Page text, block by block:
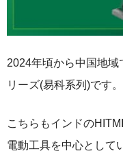
2024年頃から中国地
リーズ(易科系列)です。
こちらもインドの
電動工具を中心として